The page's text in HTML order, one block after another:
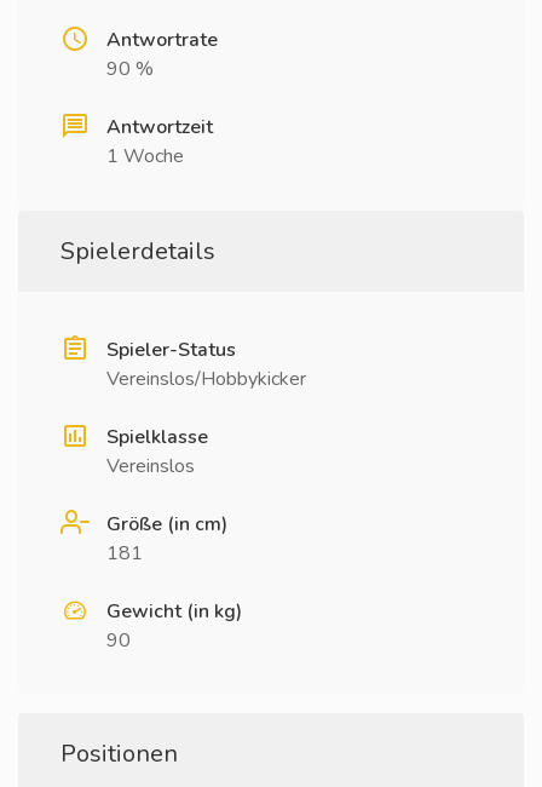
Antwortrate
90 %
Antwortzeit
1 Woche
Spielerdetails
Spieler-Status
Vereinslos/Hobbykicker
Spielklasse
Vereinslos
Größe (in cm)
181
Gewicht (in kg)
90
Positionen